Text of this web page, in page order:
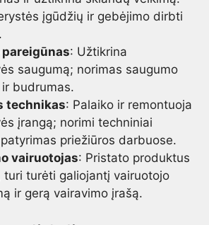
įgūdžių ir gebėjimo dirbti
: Užtikrina
saugumą; norimas saugumo
budrumas.
technikas: Palaiko ir remontuoja
įrangą; norimi techniniai
priežiūros darbuose.
vairuotojas: Pristato produktus
turi turėti galiojantį vairuotojo
ir gerą vairavimo įrašą.